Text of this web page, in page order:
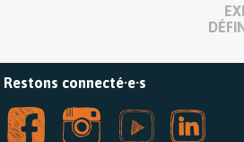
Restons connecté·e·s